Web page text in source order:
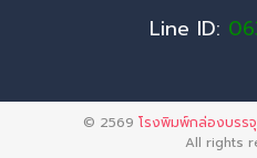
Line ID:
© 2569 โรงพิมพ์กล่องบรร
All rights